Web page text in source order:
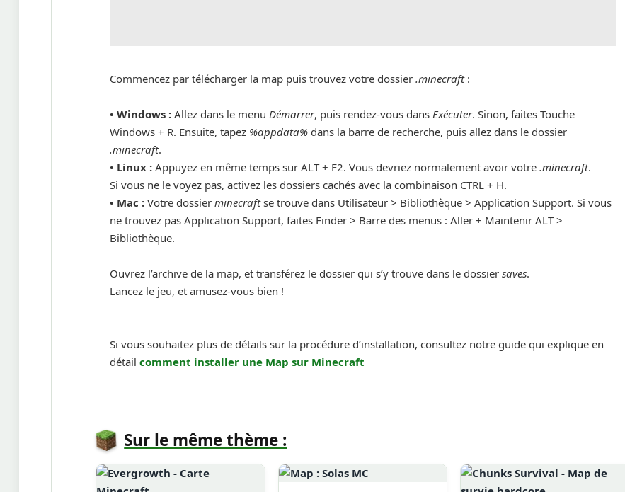
Commencez par télécharger la map puis trouvez votre dossier.minecraft:
• Windows : Allez dans le menuDémarrer, puis rendez-vous dansExécuter. Sinon, faites Touche
Windows + R. Ensuite, tapez %appdata% dans la barre de recherche, puis allez dans le dossier
.minecraft.
• Linux : Appuyez en même temps sur ALT + F2. Vous devriez normalement avoir votre.minecraft.
Si vous ne le voyez pas, activez les dossiers cachés avec la combinaison CTRL + H.
• Mac : Votre dossierminecraftse trouve dans Utilisateur > Bibliothèque > Application Support. Si vous
ne trouvez pas Application Support, faites Finder > Barre des menus : Aller + Maintenir ALT >
Bibliothèque.
Ouvrez l’archive de la map, et transférez le dossier qui s’y trouve dans le dossiersaves.
Lancez le jeu, et amusez-vous bien !
Si vous souhaitez plus de détails sur la procédure d’installation, consultez notre guide qui explique en
détailcomment installer une Map sur Minecraft
Sur le même thème :